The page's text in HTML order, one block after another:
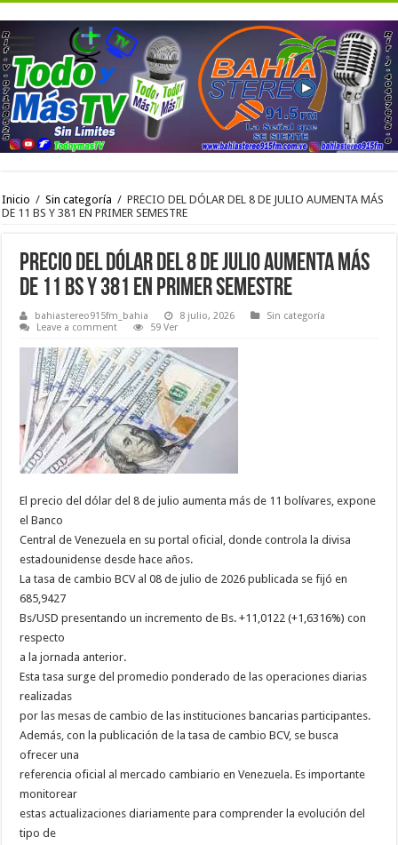
Inicio / Sin categoría / PRECIO DEL DÓLAR DEL 8 DE JULIO AUMENTA MÁS
DE 11 BS Y 381 EN PRIMER SEMESTRE
PRECIO DEL DÓLAR DEL 8 DE JULIO AUMENTA MÁS
DE 11 BS Y 381 EN PRIMER SEMESTRE
bahiastereo915fm_bahia 8 julio, 2026
Sin categoría
Leave a comment
59 Ver
El precio del dólar del 8 de julio aumenta más de 11 bolívares, expone
el Banco
Central de Venezuela en su portal oficial, donde controla la divisa
estadounidense desde hace años.
La tasa de cambio BCV al 08 de julio de 2026 publicada se fijó en
685,9427
Bs/USD presentando un incremento de Bs. +11,0122 (+1,6316%) con
respecto
a la jornada anterior.
Esta tasa surge del promedio ponderado de las operaciones diarias
realizadas
por las mesas de cambio de las instituciones bancarias participantes.
Además, con la publicación de la tasa de cambio BCV, se busca
ofrecer una
referencia oficial al mercado cambiario en Venezuela. Es importante
monitorear
estas actualizaciones diariamente para comprender la evolución del
tipo de